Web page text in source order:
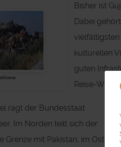
Bisher ist
Dabei
vielfältigsten
kulturellen
guten
Reise-
ragt der Bundesstaat
Im Norden teilt sich der
mit Pakistan, im Osten